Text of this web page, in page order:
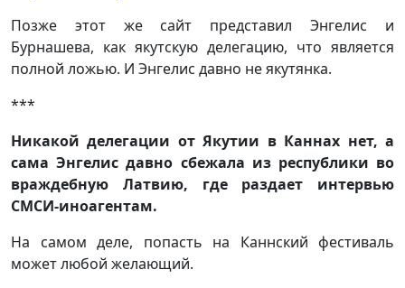
Позже этот же сайт представил Энгелис и
Бурнашева, как якутскую делегацию, что является
полной ложью. И Энгелис давно не якутянка.
***
Никакой делегации от Якутии в Каннах нет, а
сама Энгелис давно сбежала из республики во
враждебную Латвию, где раздает интервью
СМСИ-иноагентам.
На самом деле, попасть на Каннский фестиваль
может любой желающий.